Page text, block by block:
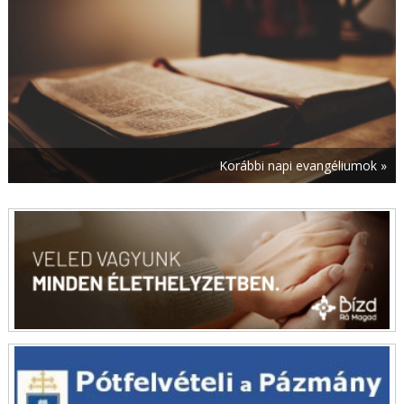
Útravaló – 2026. augusztus 6.
augusztus 6. | 0:01
Mai evangélium – 2026. augusztus 6.
augusztus 5. | 20:00
Egy veréb sem esik a földre a ti Atyátok tudta
nélkül – Vértesaljai László SJ jegyzete
2026. augusztus 9-i
száma
augusztus 5. | 18:32
Családonként egy Szentírás – Magyar nyelvű
augusztus 5. | 17:52
Leó pápa részvéttáviratot küldött Júlio Duarte
Langa mozambiki bíboros halálára
augusztus 5. | 17:01
Korábbi napi evangéliumok »